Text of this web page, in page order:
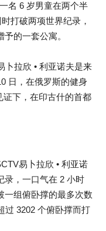
名 6 岁男童在两个半
打破两项世界纪录，
的一套公寓。
卜拉欣 • 利亚诺夫是来
日，在俄罗斯的健身
证下，在印古什的首都
易卜拉欣 • 利亚诺
录，一口气在 2 小时
一组俯卧撑的最多次数
过 3202 个俯卧撑而打